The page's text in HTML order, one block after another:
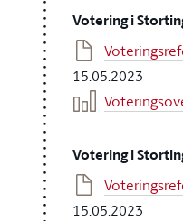
Votering i
15.05.2023
Votering i
15.05.2023